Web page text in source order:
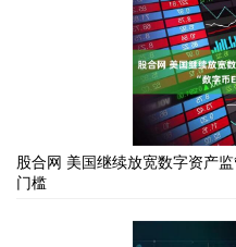
股合网 美国继续放宽数字资产
门槛